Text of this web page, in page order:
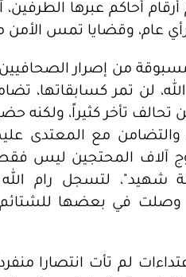
أحاكم عبرها
عام، وقضايا تمس الأمن
من إصرار الصحافيين
لن تمر كسابقاتها،
تأخر كثيراً، ولكنه
والتضامن مع المعتدى
آلاف المحتجين ليس
شهيد"، لتسجل رام الله
وصلت في بعضها
لم تأت انتصارا